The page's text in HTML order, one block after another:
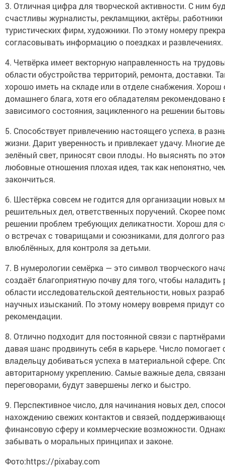
3. Отличная цифра для творческой активности. С ним
счастливы журналисты, рекламщики, актёры, работники
туристических фирм, художники. По этому номеру
согласовывать информацию о поездках и развлечениях.
4. Четвёрка имеет векторную направленность на
области обустройства территорий, ремонта, доставки.
хорошо иметь на складе или в отделе снабжения. Хорош
домашнего блага, хотя его обладателям рекомендовано
зависимого состояния, зацикленного на решении
5. Способствует привлечению настоящего успеха, в
жизни. Дарит уверенность и привлекает удачу. Многие
зелёный свет, приносят свои плоды. Но выяснять по
любовные отношения плохая идея, так как непонятно,
закончиться.
6. Шестёрка совсем не годится для организации новых
решительных дел, ответственных поручений. Скорее
решении проблем требующих деликатности. Хорош для
о встречах с товарищами и союзниками, для долгого
влюблённых, для контроля за детьми.
7. В нумерологии семёрка — это символ творческого
создаёт благоприятную почву для того, чтобы наладить
области исследовательской деятельности, новых
научных изысканий. По этому номеру вовремя придут
рекомендации.
8. Отлично подходит для постоянной связи с
давая шанс продвинуть себя в карьере. Число помогает
владельцу добиваться успеха в материальной сфере.
авторитарному укреплению. Самые важные дела,
переговорами, будут завершены легко и быстро.
9. Перспективное число, для начинания новых дел,
нахождению свежих контактов и связей,
финансовую сферу и коммерческие возможности.
забывать о моральных принципах и законе.
Фото:https://pixabay.com